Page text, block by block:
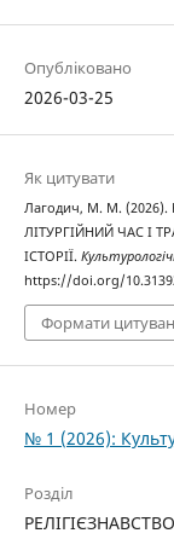
Опубліковано
2026-03-25
Як цитувати
Лагодич, М. М.
ЛІТУРГІЙНИЙ ЧАС І
ІСТОРІЇ.
https://doi.org/
Формати
Номер
№ 1 (2026):
Розділ
РЕЛІГІЄЗНАВСТВО